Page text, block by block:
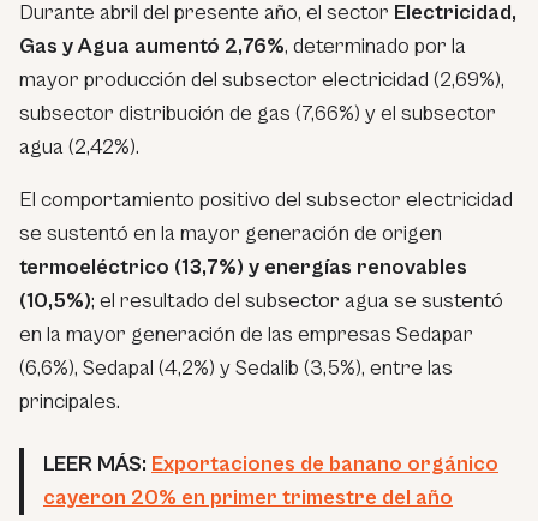
Durante abril del presente año, el sector Electricidad,
Gas y Agua aumentó 2,76%, determinado por la
mayor producción del subsector electricidad (2,69%),
subsector distribución de gas (7,66%) y el subsector
agua (2,42%).
El comportamiento positivo del subsector electricidad
se sustentó en la mayor generación de origen
termoeléctrico (13,7%) y energías renovables
(10,5%); el resultado del subsector agua se sustentó
en la mayor generación de las empresas Sedapar
(6,6%), Sedapal (4,2%) y Sedalib (3,5%), entre las
principales.
LEER MÁS: Exportaciones de banano orgánico
cayeron 20% en primer trimestre del año